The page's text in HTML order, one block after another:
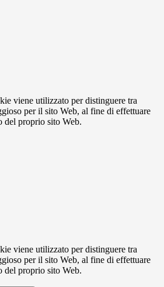
viene utilizzato per distinguere tra
per il sito Web, al fine di effettuare
proprio sito Web.
viene utilizzato per distinguere tra
per il sito Web, al fine di effettuare
proprio sito Web.